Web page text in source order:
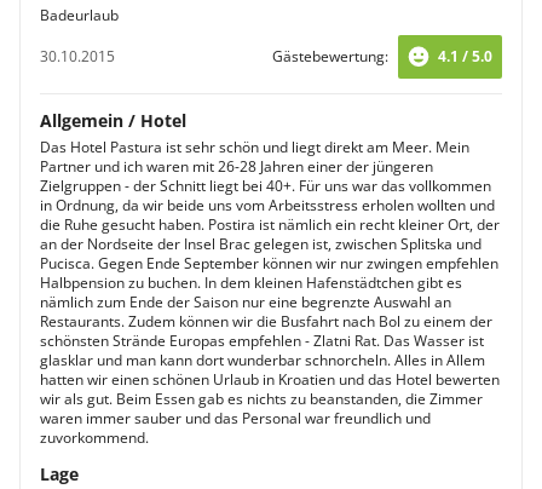
Badeurlaub
30.10.2015
Gästebewertung: 4.1 / 5.0
Allgemein / Hotel
Das Hotel Pastura ist sehr schön und liegt direkt am Meer. Mein
Partner und ich waren mit 26-28 Jahren einer der jüngeren
Zielgruppen - der Schnitt liegt bei 40+. Für uns war das vollkommen
in Ordnung, da wir beide uns vom Arbeitsstress erholen wollten und
die Ruhe gesucht haben. Postira ist nämlich ein recht kleiner Ort, der
an der Nordseite der Insel Brac gelegen ist, zwischen Splitska und
Pucisca. Gegen Ende September können wir nur zwingen empfehlen
Halbpension zu buchen. In dem kleinen Hafenstädtchen gibt es
nämlich zum Ende der Saison nur eine begrenzte Auswahl an
Restaurants. Zudem können wir die Busfahrt nach Bol zu einem der
schönsten Strände Europas empfehlen - Zlatni Rat. Das Wasser ist
glasklar und man kann dort wunderbar schnorcheln. Alles in Allem
hatten wir einen schönen Urlaub in Kroatien und das Hotel bewerten
wir als gut. Beim Essen gab es nichts zu beanstanden, die Zimmer
waren immer sauber und das Personal war freundlich und
zuvorkommend.
Lage